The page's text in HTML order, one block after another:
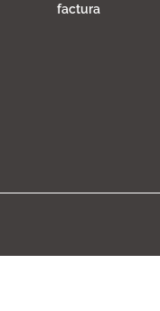
factura